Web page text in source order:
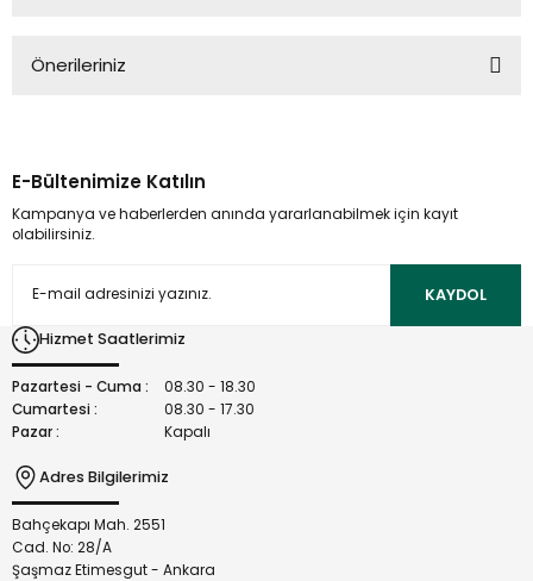
Önerileriniz
kullanarak tarafımıza iletebilirsiniz.
Görüş ve önerileriniz için teşekkür ederiz.
Ürün açıklamasında eksik bilgiler bulunuyor.
Bu ürüne benzer farklı alternatifler olmalı.
E-Bültenimize Katılın
Kampanya ve haberlerden anında yararlanabilmek için kayıt
olabilirsiniz.
KAYDOL
Hizmet Saatlerimiz
Pazartesi - Cuma :
08.30 - 18.30
Cumartesi :
08.30 - 17.30
Pazar :
Kapalı
Adres Bilgilerimiz
Bahçekapı Mah. 2551
Cad. No: 28/A
Şaşmaz Etimesgut - Ankara